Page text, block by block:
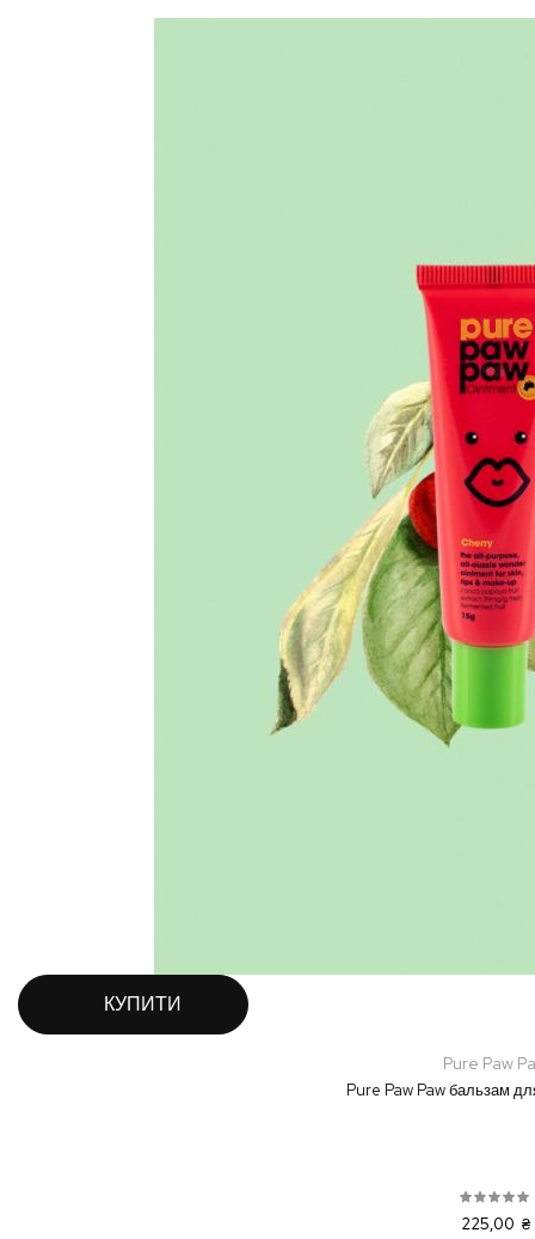
КУПИТИ
Pure Paw
Pure Paw Paw бальзам
225,00 ₴